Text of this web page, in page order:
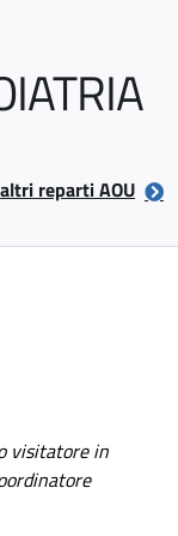
altri reparti AOU
visitatore in